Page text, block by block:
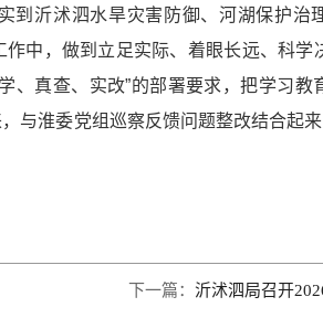
到沂沭泗水旱灾害防御、河湖保护治
中，做到立足实际、着眼长远、科学
、真查、实改”的部署要求，把学习教
与淮委党组巡察反馈问题整改结合起来
下一篇： 沂沭泗局召开